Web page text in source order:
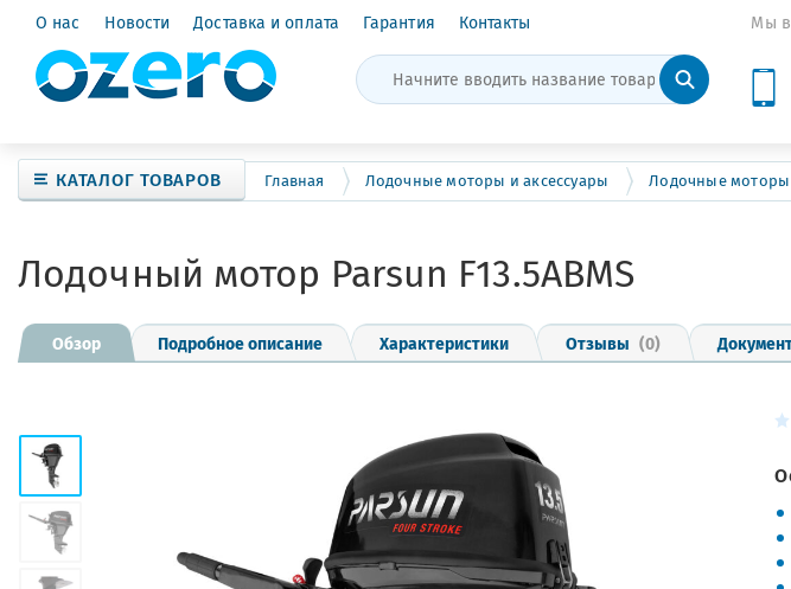
О нас Новости Доставка и оплата Гарантия Контакты Мы в
КАТАЛОГ ТОВАРОВ Главная Лодочные моторы и аксессуары Лодочные моторы
Лодочный мотор Parsun F13.5ABMS
Обзор Подробное описание Характеристики Отзывы (0)